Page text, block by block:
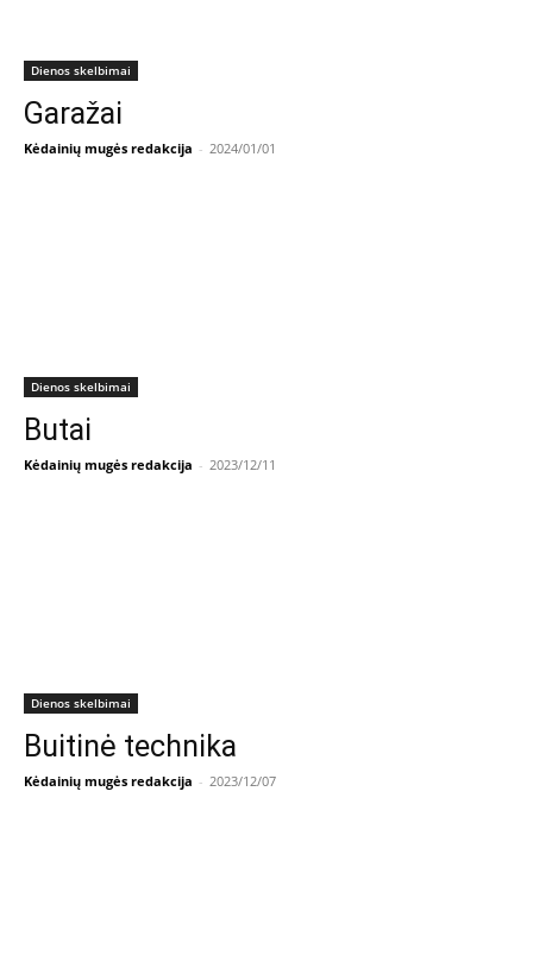
Dienos skelbimai
Garažai
Kėdainių mugės redakcija - 2024/01/01
Dienos skelbimai
Butai
Kėdainių mugės redakcija - 2023/12/11
Dienos skelbimai
Buitinė technika
Kėdainių mugės redakcija - 2023/12/07